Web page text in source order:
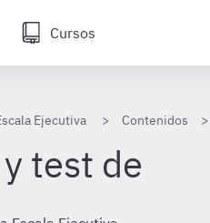
Cursos
Ejecutiva Contenidos
test de